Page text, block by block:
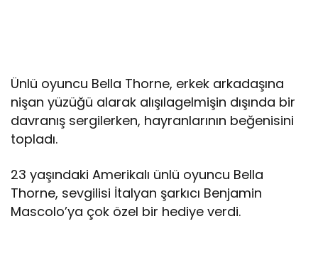
Ünlü oyuncu Bella Thorne, erkek arkadaşına
nişan yüzüğü alarak alışılagelmişin dışında bir
davranış sergilerken, hayranlarının beğenisini
topladı.
23 yaşındaki Amerikalı ünlü oyuncu Bella
Thorne, sevgilisi İtalyan şarkıcı Benjamin
Mascolo’ya çok özel bir hediye verdi.